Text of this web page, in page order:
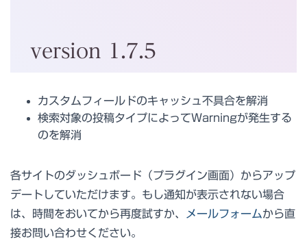
version 1.7.5
カスタムフィールドのキャッシュ不具合を解消
検索対象の投稿タイプによってWarningが発生する
のを解消
各サイトのダッシュボード（プラグイン画面）からアップ
デートしていただけます。もし通知が表示されない場合
は、時間をおいてから再度試すか、
メールフォームから直
接お問い合わせください。